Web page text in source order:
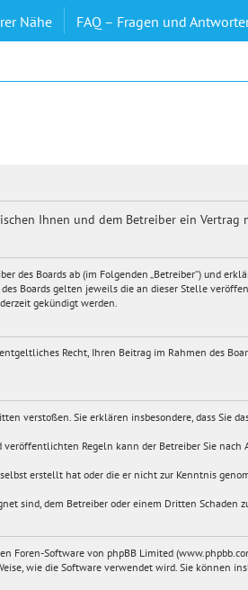
Nähe FAQ – Fragen und
Ihnen und dem Betreiber ein
des Boards ab (im Folgenden „Betreiber“) und
Boards gelten jeweils die an dieser Stelle
gekündigt werden.
Recht, Ihren Beitrag im Rahmen des
verstoßen. Sie erklären insbesondere, dass Sie
Regeln kann der Betreiber Sie
erstellt hat oder die er nicht zur Kenntnis
sind, dem Betreiber oder einem Dritten Schaden
Foren-Software von phpBB Limited
wie die Software verwendet wird. Sie können